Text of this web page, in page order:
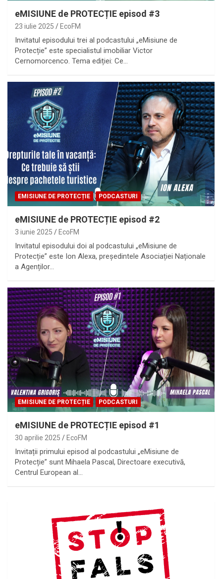
eMISIUNE de PROTECȚIE episod #3
23 iulie 2025 EcoFM
Invitatul episodului trei al podcastului „eMisiune de
Protecție” este specialistul imobiliar Victor
Cernomorcenco. Tema ediției: Ce…
EMISIUNE DE PROTECȚIE PODCASTURI
eMISIUNE de PROTECȚIE episod #2
3 iunie 2025 EcoFM
Invitatul episodului doi al podcastului „eMisiune de
Protecție” este Ion Alexa, președintele Asociației Naționale
a Agenților…
EMISIUNE DE PROTECȚIE PODCASTURI
eMISIUNE de PROTECȚIE episod #1
30 aprilie 2025 EcoFM
Invitații primului episod al podcastului „eMisiune de
Protecție” sunt Mihaela Pascal, Directoare executivă,
Centrul European al…